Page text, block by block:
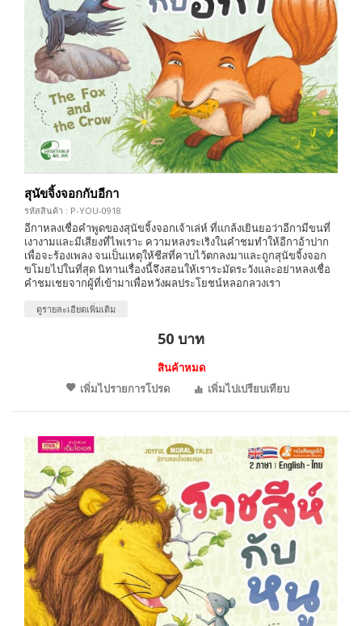
สุนัขจิ้งจอกกับอีกา
รหัสสินค้า : P-YOU-0918
อีกาหลงเชื่อคำพูดของสุนัขจิ้งจอกเจ้าเล่ห์ ที่แกล้งเยินยอว่าอีกามีขนที่
เงางามและมีเสียงที่ไพเราะ ความหลงระเริงในคำชมทำให้อีกาอ้าปาก
เพื่อจะร้องเพลง จนเป็นเหตุให้ชีสที่คาบไว้ตกลงมาและถูกสุนัขจิ้งจอก
ขโมยไปในที่สุด นิทานเรื่องนี้จึงสอนให้เราระมัดระวังและอย่าหลงเชื่อ
คำชมเชยจากผู้ที่เข้ามาเพื่อหวังผลประโยชน์หลอกลวงเรา
ดูรายละเอียดเพิ่มเติม
50 บาท
สินค้าหมด
เพิ่มไปรายการโปรด
เพิ่มไปเปรียบเทียบ